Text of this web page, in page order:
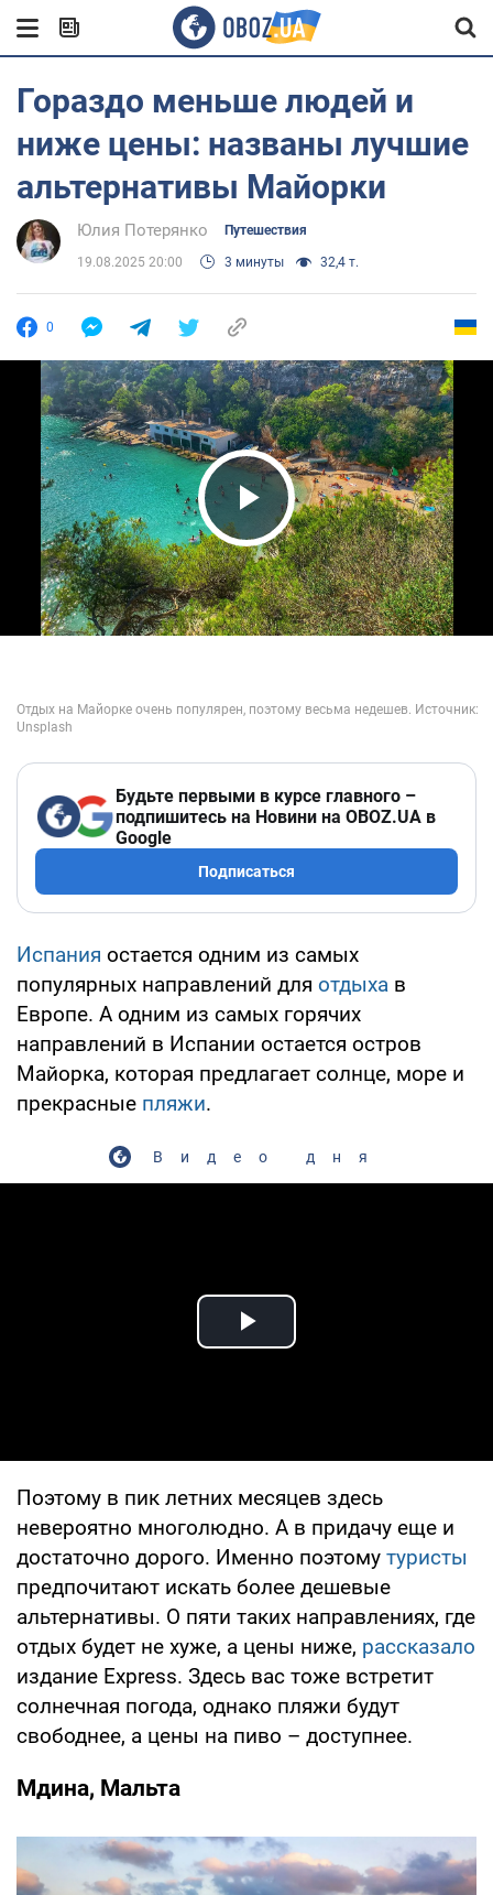
Гораздо меньше людей и
ниже цены: названы лучшие
альтернативы Майорки
Юлия Потерянко Путешествия
19.08.2025 20:00 3 минуты 32,4 т.
0
Play Video
Будьте первыми в курсе главного –
подпишитесь на Новини на OBOZ.UA в
Google
Подписаться
Испания остается одним из самых
популярных направлений для отдыха в
Европе. А одним из самых горячих
направлений в Испании остается остров
Майорка, которая предлагает солнце, море и
прекрасные пляжи.
Видео дня
Play Video
Поэтому в пик летних месяцев здесь
невероятно многолюдно. А в придачу еще и
достаточно дорого. Именно поэтому туристы
предпочитают искать более дешевые
альтернативы. О пяти таких направлениях, где
отдых будет не хуже, а цены ниже, рассказало
издание Express. Здесь вас тоже встретит
солнечная погода, однако пляжи будут
свободнее, а цены на пиво – доступнее.
Мдина, Мальта